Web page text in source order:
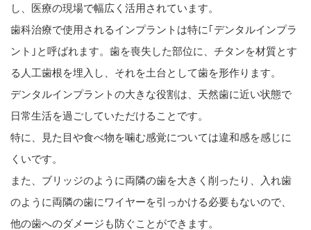
し、医療の現場で幅広く活用されています。
歯科治療で使用されるインプラントは特に｢デンタルインプラ
ント｣と呼ばれます。歯を喪失した部位に、チタンを材質とす
る人工歯根を埋入し、それを土台として歯を形作ります。
デンタルインプラントの大きな役割は、天然歯に近い状態で
日常生活を過ごしていただけることです。
特に、見た目や食べ物を噛む感覚については違和感を感じに
くいです。
また、ブリッジのように両隣の歯を大きく削ったり、入れ歯
のように両隣の歯にワイヤーを引っかける必要もないので、
他の歯へのダメージも防ぐことができます。